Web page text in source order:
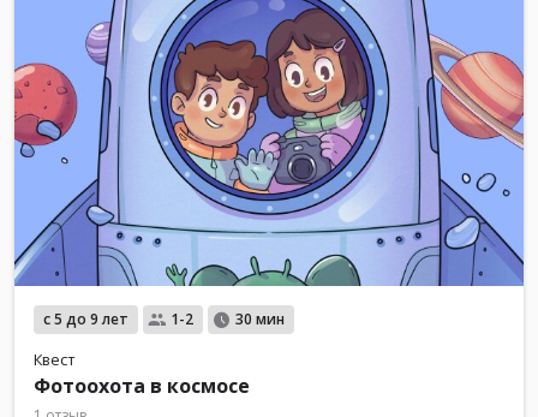
с 5 до 9 лет 1-2 30 мин
Квест
Фотоохота в космосе